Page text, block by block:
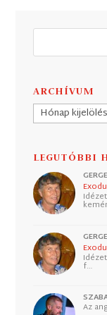
ARCHÍVUM
Archívum
LEGUTÓBBI
f…
Az